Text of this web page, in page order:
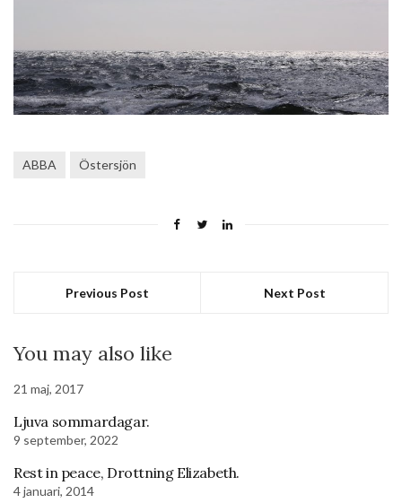
ABBA Östersjön
Previous Post Next Post
You may also like
21 maj, 2017
Ljuva sommardagar.
9 september, 2022
Rest in peace, Drottning Elizabeth.
4 januari, 2014